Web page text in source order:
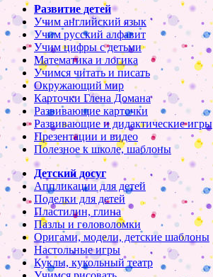
Развитие детей
Учим английский язык
Учим русский алфавит
Учим цифры с детьми
Математика и логика
Учимся читать и писать
Окружающий мир
Карточки Глена Домана
Развивающие карточки
Развивающие и дидактические игры
Презентации и видео
Полезное к школе, шаблоны
Детский досуг
Аппликации для детей
Поделки для детей
Пластилин, глина
Пазлы и головоломки
Оригами, модели, детские шаблоны
Настольные игры
Куклы, кукольный театр